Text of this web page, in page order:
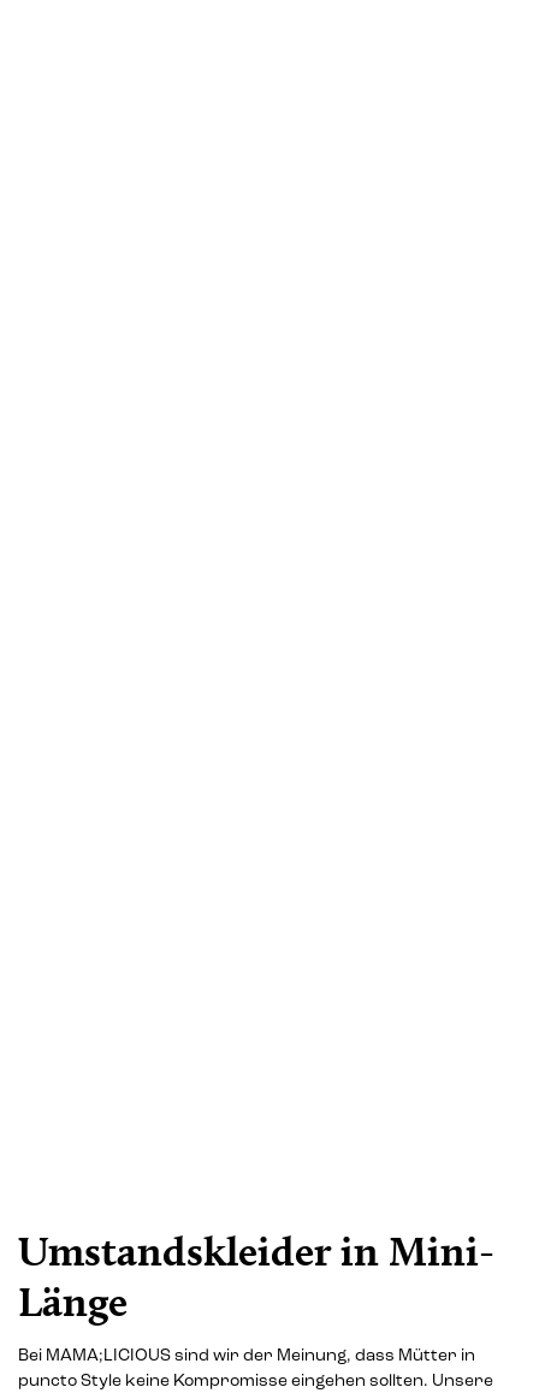
Umstandskleider in Mini-
Länge
Bei MAMA;LICIOUS sind wir der Meinung, dass Mütter in
puncto Style keine Kompromisse eingehen sollten. Unsere